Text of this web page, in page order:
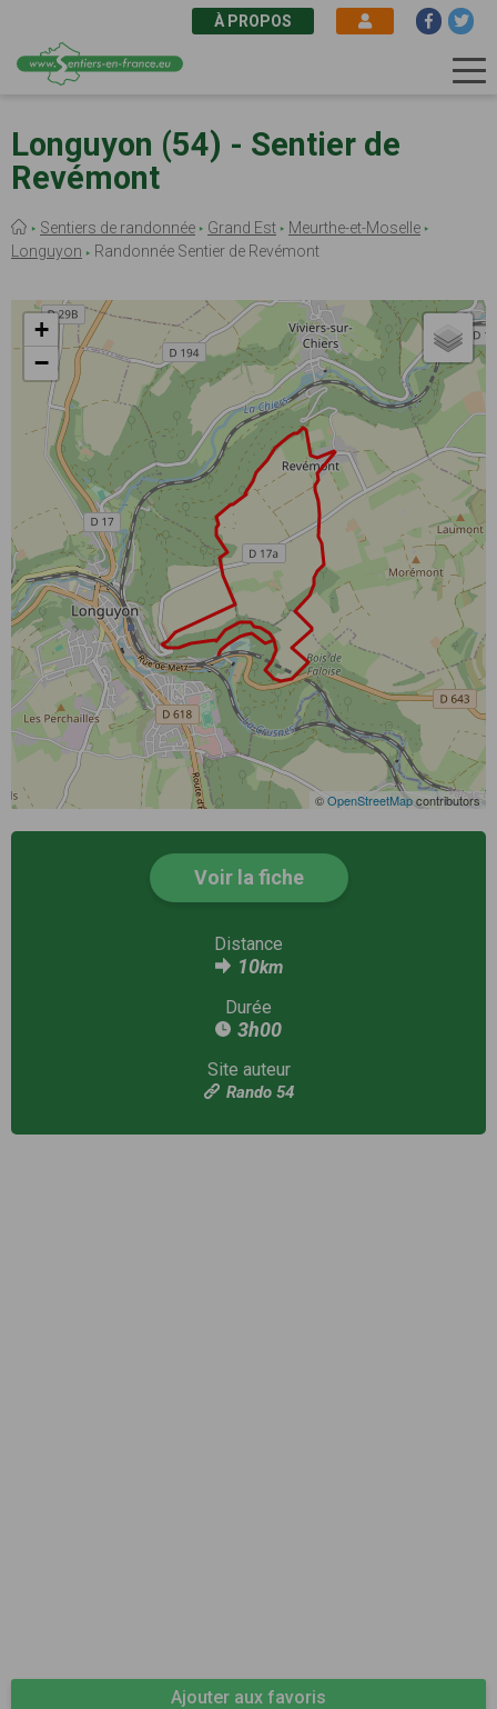
au
contenu
principal
À PROPOS
Longuyon (54) - Sentier de
Revémont
Fil
d'Ariane
Sentiers de randonnée Grand Est
Meurthe-et-Moselle
Longuyon
Randonnée Sentier de Revémont
+
−
©OpenStreetMapcontributors
Voir la fiche
Distance
10km
Durée
3h00
Site auteur
Rando 54
Ajouter aux favoris